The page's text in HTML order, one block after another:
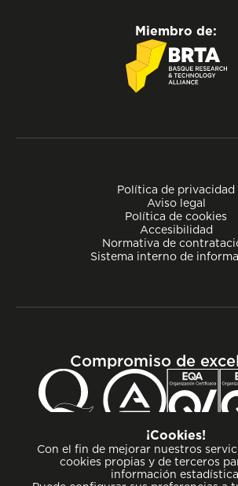
Política de privacidad
Aviso legal
Política de cookies
Accesibilidad
Normativa de
Sistema interno de
Miembro de:
Compromiso de
¡Cookies!
Con el fin de mejorar nuestros
cookies propias y de terceros
información